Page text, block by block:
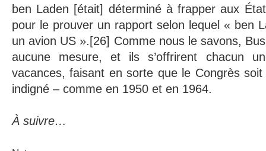
ben Laden [était] déterminé à frapper aux
pour le prouver un rapport selon lequel « ben
un avion US ».[26] Comme nous le savons,
aucune mesure, et ils s’offrirent chacun
vacances, faisant en sorte que le Congrès
indigné – comme en 1950 et en 1964.
À suivre…